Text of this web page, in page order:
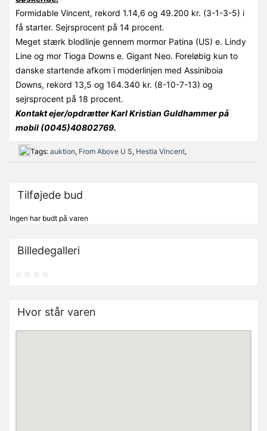
Formidable Vincent, rekord 1.14,6 og 49.200 kr. (3-1-3-5) i
få starter. Sejrsprocent på 14 procent.
Meget stærk blodlinje gennem mormor Patina (US) e. Lindy
Line og mor Tioga Downs e. Gigant Neo. Foreløbig kun to
danske startende afkom i moderlinjen med Assiniboia
Downs, rekord 13,5 og 164.340 kr. (8-10-7-13) og
sejrsprocent på 18 procent.
Kontakt ejer/opdrætter Karl Kristian Guldhammer på
mobil (0045)40802769.
Tags: auktion, From Above U S, Hestia Vincent,
Tilføjede bud
Ingen har budt på varen
Billedegalleri
Hvor står varen